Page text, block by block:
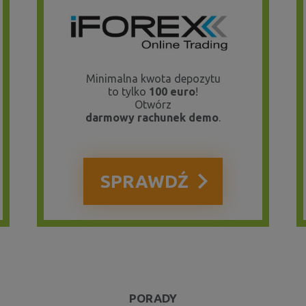
Minimalna kwota depozytu
to tylko 100 euro!
Otwórz
darmowy rachunek demo.
SPRAWDŹ
PORADY
Wiele firm pożyczkowych oferuję możliwość uzyskania
DORADCA KLIENTA